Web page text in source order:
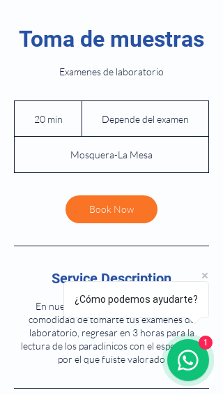
Toma de muestras
Examenes de laboratorio
20 min
n
examenDepende del examen
Mosquera-La Mesa
Book Now
Service Description
En nuestra IPS Fast Medical tienes la
comodidad de tomarte tus exámenes de
laboratorio, regresar en 3 horas para la
lectura de los paraclinicos con el especialista
por el que fuiste valorado
¿Cómo podemos ayudarte?
1